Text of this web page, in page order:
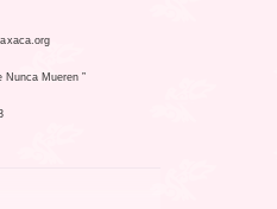
Nunca Mueren ”